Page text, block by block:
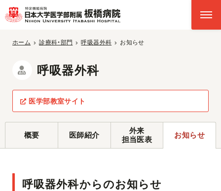
ホーム 診療科・部門 呼吸器外科 お知らせ
呼吸器外科
医学部教室サイト
概要 医師紹介
外来
担当医表
お知らせ
呼吸器外科からのお知らせ